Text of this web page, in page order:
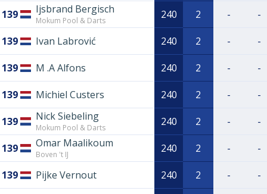
139 Ijsbrand Bergisch
Mokum Pool & Darts 240 2 - -
139 Ivan Labrović 240 2 - -
139 M .A Alfons 240 2 - -
139 Michiel Custers 240 2 - -
139 Nick Siebeling
Mokum Pool & Darts 240 2 - -
139 Omar Maalikoum
Boven 't IJ 240 2 - -
139 Pijke Vernout 240 2 - -